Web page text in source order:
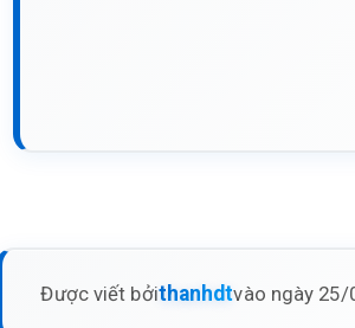
Được viết bởithanhdtvào ngày 25/